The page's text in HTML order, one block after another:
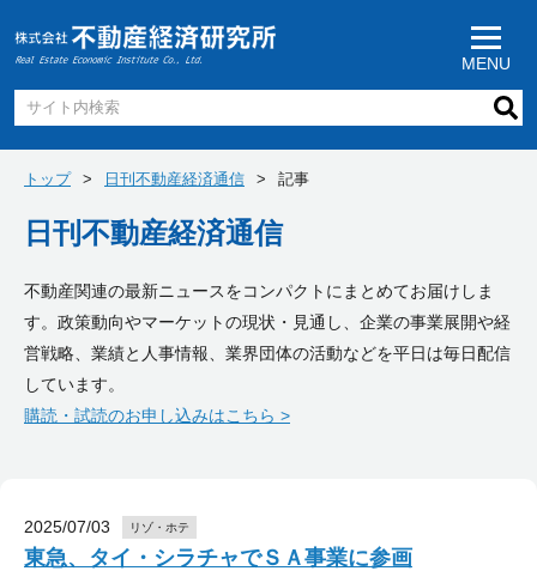
MENU
トップ 日刊不動産経済通信 記事
日刊不動産経済通信
不動産関連の最新ニュースをコンパクトにまとめてお届けしま
す。政策動向やマーケットの現状・見通し、企業の事業展開や経
営戦略、業績と人事情報、業界団体の活動などを平日は毎日配信
しています。
購読・試読のお申し込みはこちら >
2025/07/03 リゾ・ホテ
東急、タイ・シラチャでＳＡ事業に参画